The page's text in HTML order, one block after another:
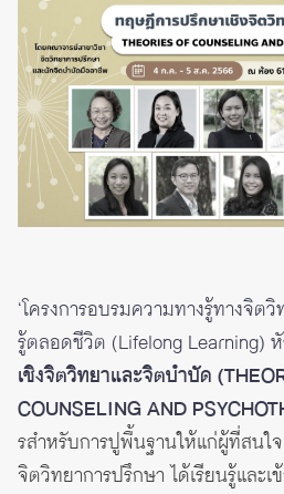
‘โครงการอบรมความทางรู้ทางจิต
รู้ตลอดชีวิต (Lifelong Learning)
เชิงจิตวิทยาและจิตบำบัด
COUNSELING AND
รสําหรับการปูพื้นฐานให้แก่ผู้ที่สนใ
จิตวิทยาการปรึกษา ได้เรียนรู้และเ